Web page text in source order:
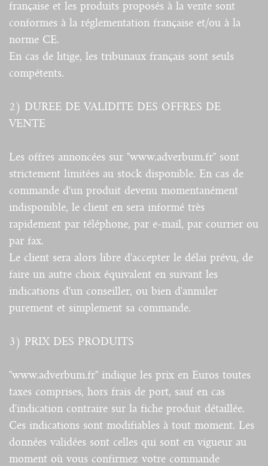
française et les produits proposés à la vente sont
conformes à la réglementation française et/ou à la
norme CE.
En cas de litige, les tribunaux français sont seuls
compétents.
2) DUREE DE VALIDITE DES OFFRES DE
VENTE
Les offres annoncées sur "www.adverbum.fr" sont
strictement limitées au stock disponible. En cas de
commande d'un produit devenu momentanément
indisponible, le client en sera informé très
rapidement par téléphone, par e-mail, par courrier ou
par fax.
Le client sera alors libre d'accepter le délai prévu, de
faire un autre choix équivalent en suivant les
indications d'un conseiller, ou bien d'annuler
purement et simplement sa commande.
3) PRIX DES PRODUITS
"www.adverbum.fr" indique les prix en Euros toutes
taxes comprises, hors frais de port, sauf en cas
d'indication contraire sur la fiche produit détaillée.
Ces indications sont modifiables à tout moment. Les
données validées sont celles qui sont en vigueur au
moment où vous confirmez votre commande